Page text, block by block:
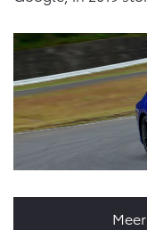
Vanaf € 39.995,-
WATERSTOF-